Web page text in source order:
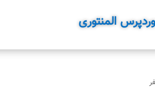
المنتوری